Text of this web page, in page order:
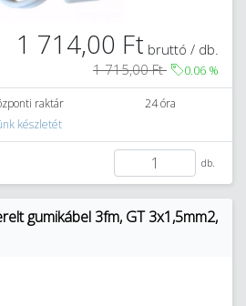
1 714,00 Ft bruttó / db.
1 715,00 Ft
0.06 %
raktár
24 óra
készletét
db.
gumikábel 3fm, GT 3x1,5mm2,